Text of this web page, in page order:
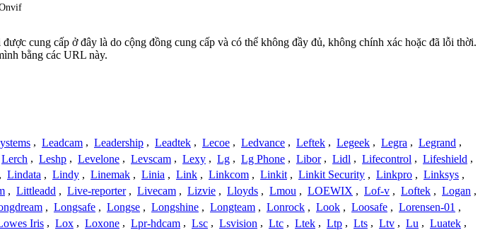
cung cấp ở đây là do cộng đồng cung cấp và có thể không đầy đủ, không chính xác hoặc đã lỗi thời.
bằng các URL này.
, Leadcam , Leadership , Leadtek , Lecoe , Ledvance , Leftek , Legeek , Legra , Legrand ,
Lerch , Leshp , Levelone , Levscam , Lexy , Lg , Lg Phone , Libor , Lidl , Lifecontrol , Lifeshield ,
, Lindata , Lindy , Linemak , Linia , Link , Linkcom , Linkit , Linkit Security , Linkpro , Linksys ,
, Littleadd , Live-reporter , Livecam , Lizvie , Lloyds , Lmou , LOEWIX , Lof-v , Loftek , Logan ,
, Longsafe , Longse , Longshine , Longteam , Lonrock , Look , Loosafe , Lorensen-01 ,
Iris , Lox , Loxone , Lpr-hdcam , Lsc , Lsvision , Ltc , Ltek , Ltp , Lts , Ltv , Lu , Luatek ,